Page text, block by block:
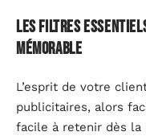
Les filtres
mémorable
L’esprit de votre
publicitaires, alors
facile à retenir dès la